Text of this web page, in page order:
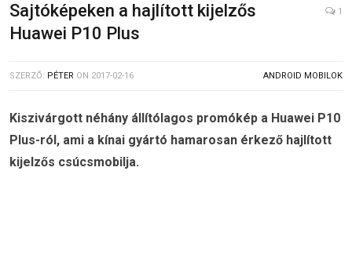
Sajtóképeken a hajlított kijelzős
Huawei P10 Plus
1
SZERZŐ: PÉTER ON 2017-02-16 ANDROID MOBILOK
Kiszivárgott néhány állítólagos promókép a Huawei P10
Plus-ról, ami a kínai gyártó hamarosan érkező hajlított
kijelzős csúcsmobilja.